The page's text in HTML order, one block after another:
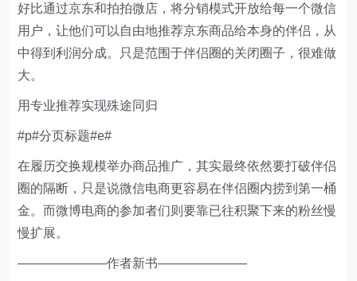
好比通过京东和拍拍微店，将分销模式开放给每一个微信
用户，让他们可以自由地推荐京东商品给本身的伴侣，从
中得到利润分成。只是范围于伴侣圈的关闭圈子，很难做
大。
用专业推荐实现殊途同归
#p#分页标题#e#
在履历交换规模举办商品推广，其实最终依然要打破伴侣
圈的隔断，只是说微信电商更容易在伴侣圈内捞到第一桶
金。而微博电商的参加者们则要靠已往积聚下来的粉丝慢
慢扩展。
———————作者新书———————